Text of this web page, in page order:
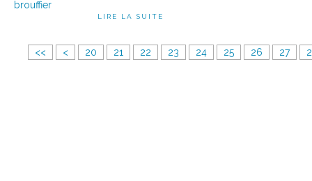
LIRE LA SUITE
<< <
120 21 22 23 24 25 26 27